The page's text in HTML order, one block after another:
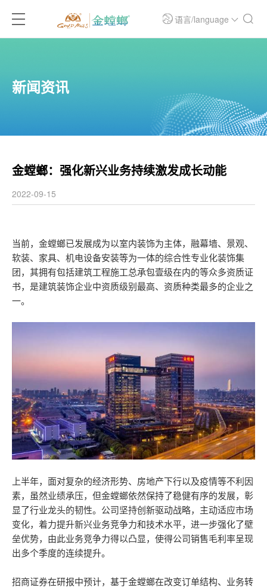
语言/language
新闻资讯
金螳螂：强化新兴业务持续激发成长动能
2022-09-15
当前，金螳螂已发展成为以室内装饰为主体，融幕墙、景观、
软装、家具、机电设备安装等为一体的综合性专业化装饰集
团，其拥有包括建筑工程施工总承包壹级在内的等众多资质证
书，是建筑装饰企业中资质级别最高、资质种类最多的企业之
一。
上半年，面对复杂的经济形势、房地产下行以及疫情等不利因
素，虽然业绩承压，但金螳螂依然保持了稳健有序的发展，彰
显了行业龙头的韧性。公司坚持创新驱动战略，主动适应市场
变化，着力提升新兴业务竞争力和技术水平，进一步强化了壁
垒优势，由此业务竞争力得以凸显，使得公司销售毛利率呈现
出多个季度的连续提升。
招商证券在研报中预计，基于金螳螂在改变订单结构、业务转